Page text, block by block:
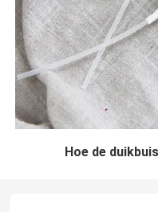
Hoe de